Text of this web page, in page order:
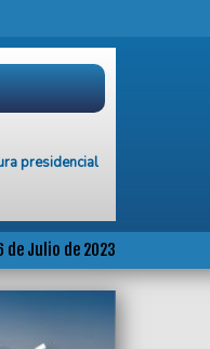
presidencial
las lluvias
vecinas”, dijo
Daniel
de Julio de 2023